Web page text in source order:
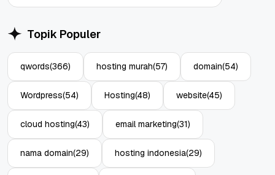
Topik Populer
qwords(366) hosting murah(57) domain(54)
Wordpress(54) Hosting(48) website(45)
cloud hosting(43) email marketing(31)
nama domain(29) hosting indonesia(29)